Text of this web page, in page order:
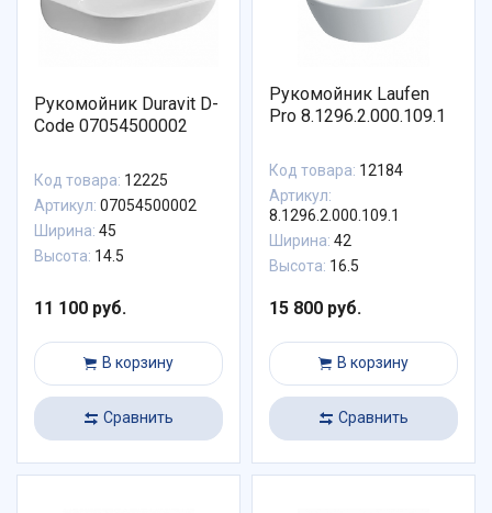
Рукомойник Duravit D-
Code 07054500002
Код товара: 12225
Артикул: 07054500002
Ширина: 45
Высота: 14.5
11 100 руб.
В корзину
Сравнить
Рукомойник Laufen
Pro 8.1296.2.000.109.1
Код товара: 12184
Артикул:
8.1296.2.000.109.1
Ширина: 42
Высота: 16.5
15 800 руб.
В корзину
Сравнить